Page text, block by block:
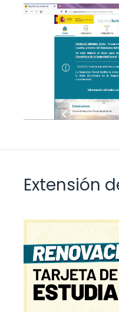
Extensión